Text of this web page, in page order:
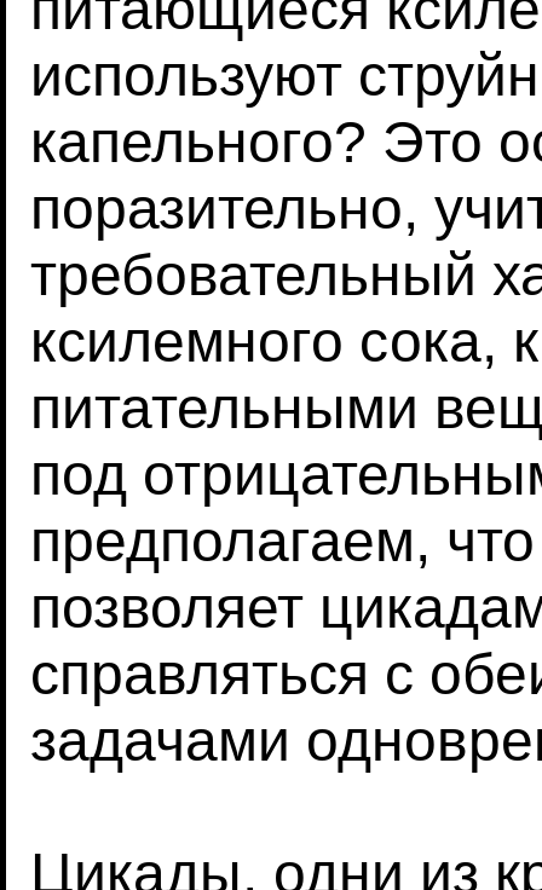
используют
капельного? Это
поразительно,
требовательный
ксилемного сока,
питательными
под
предполагаем,
позволяет
справляться с
задачами
Цикады, одни из